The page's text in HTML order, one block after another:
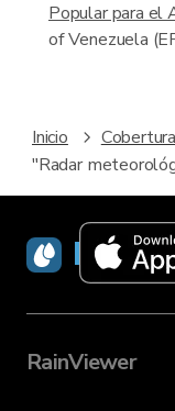
Popular para el
of Venezuela
Inicio
"Radar
RainViewer